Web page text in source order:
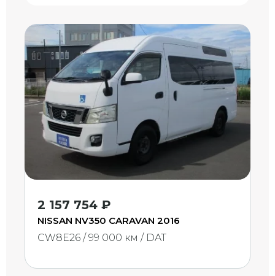
2 157 754 ₽
NISSAN NV350 CARAVAN 2016
CW8E26 / 99 000 км / DAT